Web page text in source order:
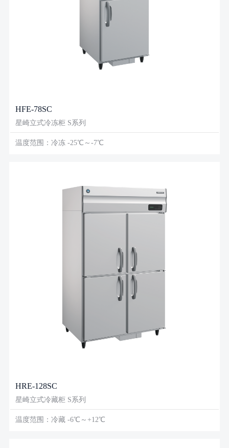
HFE-78SC
星崎立式冷冻柜 S系列
温度范围：冷冻 -25℃～-7℃
HRE-128SC
星崎立式冷藏柜 S系列
温度范围：冷藏 -6℃～+12℃